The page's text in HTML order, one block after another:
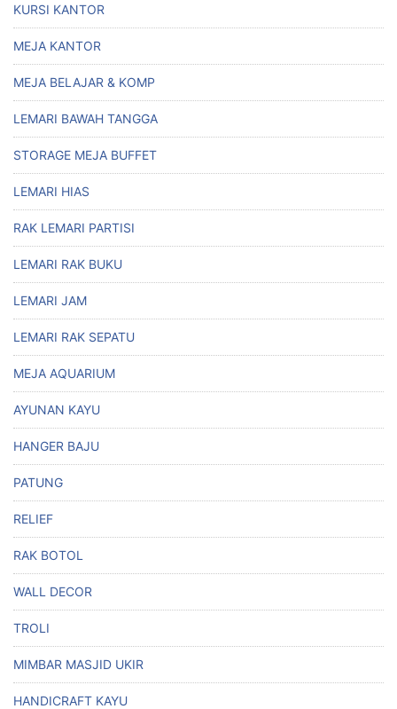
KURSI KANTOR
MEJA KANTOR
MEJA BELAJAR & KOMP
LEMARI BAWAH TANGGA
STORAGE MEJA BUFFET
LEMARI HIAS
RAK LEMARI PARTISI
LEMARI RAK BUKU
LEMARI JAM
LEMARI RAK SEPATU
MEJA AQUARIUM
AYUNAN KAYU
HANGER BAJU
PATUNG
RELIEF
RAK BOTOL
WALL DECOR
TROLI
MIMBAR MASJID UKIR
HANDICRAFT KAYU